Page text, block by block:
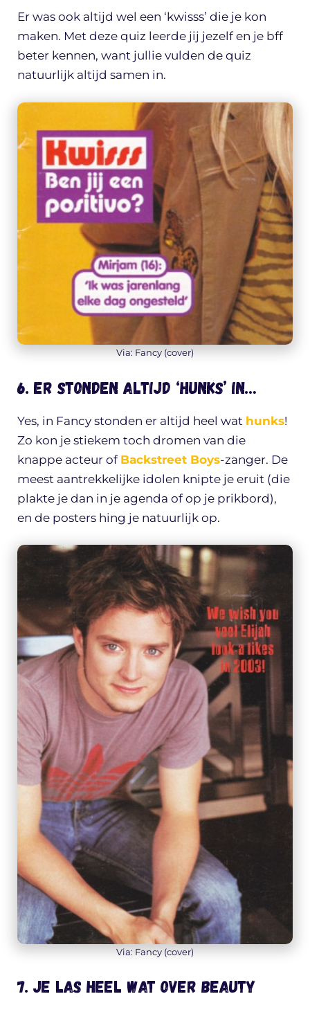
Er was ook altijd wel een ‘kwisss’ die je kon
maken. Met deze quiz leerde jij jezelf en je bff
beter kennen, want jullie vulden de quiz
natuurlijk altijd samen in.
Via: Fancy (cover)
6. Er stonden altijd ‘hunks’ in…
Yes, in Fancy stonden er altijd heel wat hunks!
Zo kon je stiekem toch dromen van die
knappe acteur of Backstreet Boys-zanger. De
meest aantrekkelijke idolen knipte je eruit (die
plakte je dan in je agenda of op je prikbord),
en de posters hing je natuurlijk op.
Via: Fancy (cover)
7. Je las heel wat over beauty